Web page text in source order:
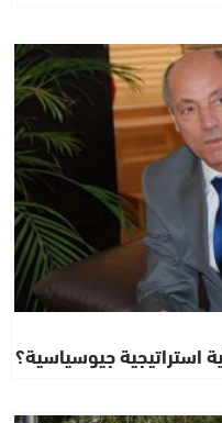
استراتيجية جيوسياسية؟